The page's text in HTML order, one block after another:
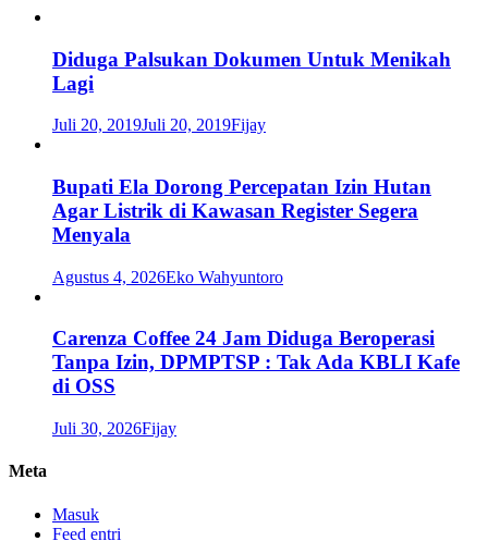
Diduga Palsukan Dokumen Untuk Menikah
Lagi
Juli 20, 2019Juli 20, 2019Fijay
Bupati Ela Dorong Percepatan Izin Hutan
Agar Listrik di Kawasan Register Segera
Menyala
Agustus 4, 2026Eko Wahyuntoro
Carenza Coffee 24 Jam Diduga Beroperasi
Tanpa Izin, DPMPTSP : Tak Ada KBLI Kafe
di OSS
Juli 30, 2026Fijay
Meta
Masuk
Feed entri